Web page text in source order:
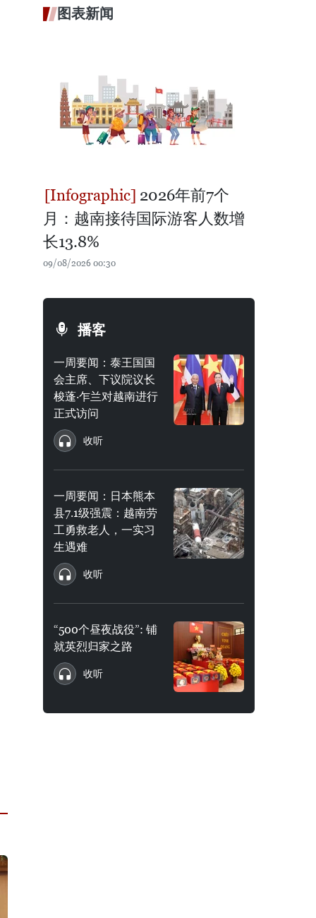
图表新闻
2026年前7个
月：越南接待国际游客人数增
长13.8%
09/08/2026 00:30
播客
一周要闻：泰王国国
会主席、下议院议长
梭蓬·乍兰对越南进行
正式访问
收听
一周要闻：日本熊本
县7.1级强震：越南劳
工勇救老人，一实习
生遇难
收听
“500个昼夜战役”: 铺
就英烈归家之路
收听